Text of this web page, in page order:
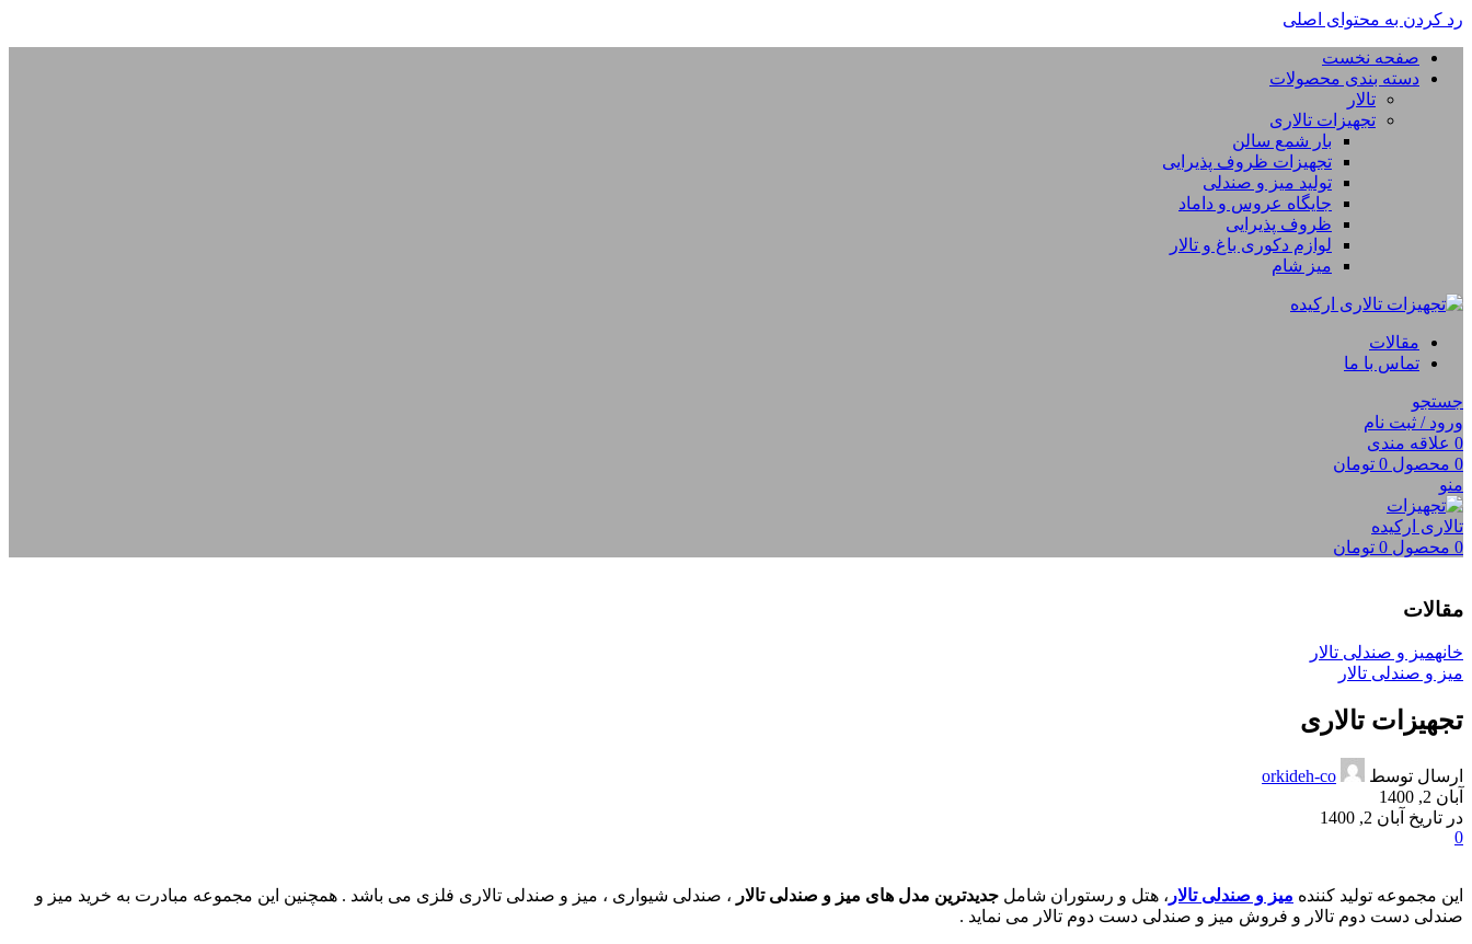
رد کردن به محتوای اصلی
صفحه نخست
دسته بندی محصولات
تالار
تجهیزات تالاری
بار شمع سالن
تجهیزات ظروف پذیرایی
تولید میز و صندلی
جایگاه عروس و داماد
ظروف پذیرایی
لوازم دکوری باغ و تالار
میز شام
مقالات
تماس با ما
جستجو
ورود / ثبت نام
0 علاقه مندی
0 محصول 0 تومان
منو
0 محصول 0 تومان
مقالات
خانهمیز و صندلی تالار
میز و صندلی تالار
تجهیزات تالاری
ارسال توسط
orkideh-co
آبان 2, 1400
در تاریخ آبان 2, 1400
0
این مجموعه تولید کننده میز و صندلی تالار ، هتل و رستوران شامل جدیدترین مدل های میز و صندلی تالار ، صندلی شیواری ، میز و صندلی تالاری فلزی می باشد . همچنین این مجموعه مبادرت به خرید میز و
صندلی دست دوم تالار و فروش میز و صندلی دست دوم تالار می نماید .